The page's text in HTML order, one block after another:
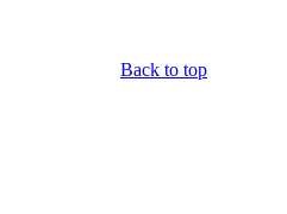
Back to top